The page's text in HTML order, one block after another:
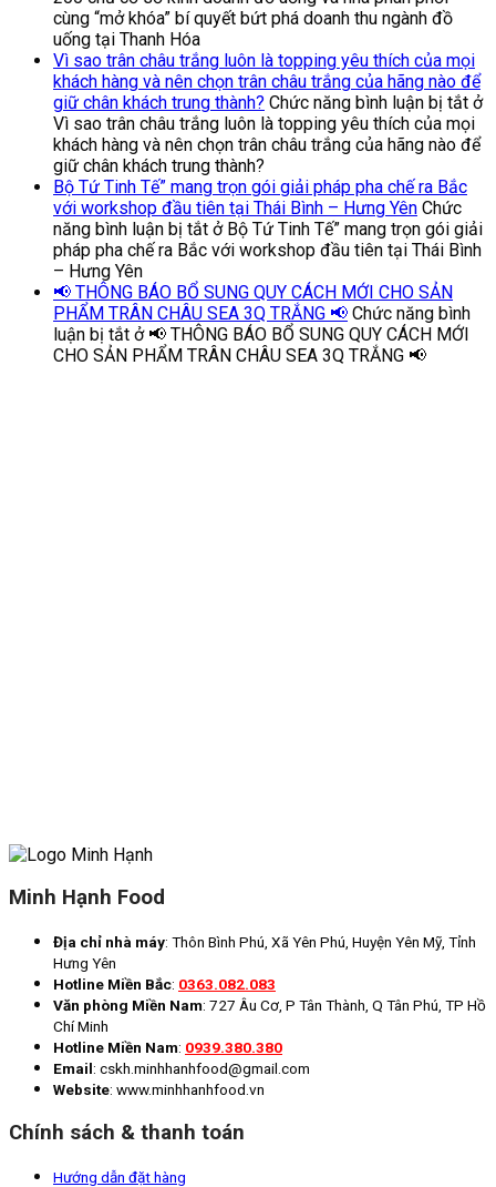
cùng “mở khóa” bí quyết bứt phá doanh thu ngành đồ
uống tại Thanh Hóa
Vì sao trân châu trắng luôn là topping yêu thích của mọi
khách hàng và nên chọn trân châu trắng của hãng nào để
giữ chân khách trung thành? Chức năng bình luận bị tắt ở
Vì sao trân châu trắng luôn là topping yêu thích của mọi
khách hàng và nên chọn trân châu trắng của hãng nào để
giữ chân khách trung thành?
Bộ Tứ Tinh Tế” mang trọn gói giải pháp pha chế ra Bắc
với workshop đầu tiên tại Thái Bình – Hưng Yên Chức
năng bình luận bị tắt ở Bộ Tứ Tinh Tế” mang trọn gói giải
pháp pha chế ra Bắc với workshop đầu tiên tại Thái Bình
– Hưng Yên
📢 THÔNG BÁO BỔ SUNG QUY CÁCH MỚI CHO SẢN
PHẨM TRÂN CHÂU SEA 3Q TRẮNG 📢 Chức năng bình
luận bị tắt ở 📢 THÔNG BÁO BỔ SUNG QUY CÁCH MỚI
CHO SẢN PHẨM TRÂN CHÂU SEA 3Q TRẮNG 📢
Minh Hạnh Food
Địa chỉ nhà máy: Thôn Bình Phú, Xã Yên Phú, Huyện Yên Mỹ, Tỉnh
Hưng Yên
Hotline Miền Bắc: 0363.082.083
Văn phòng Miền Nam: 727 Âu Cơ, P Tân Thành, Q Tân Phú, TP Hồ
Chí Minh
Hotline Miền Nam: 0939.380.380
Email: cskh.minhhanhfood@gmail.com
Website: www.minhhanhfood.vn
Chính sách & thanh toán
Hướng dẫn đặt hàng